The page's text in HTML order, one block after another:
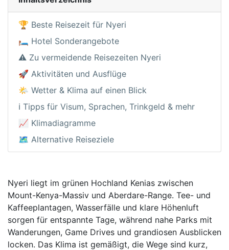
🏆 Beste Reisezeit für Nyeri
🛏️ Hotel Sonderangebote
⚠️ Zu vermeidende Reisezeiten Nyeri
🚀 Aktivitäten und Ausflüge
🌤️ Wetter & Klima auf einen Blick
ℹ️ Tipps für Visum, Sprachen, Trinkgeld & mehr
📈 Klimadiagramme
🗺️ Alternative Reiseziele
Nyeri liegt im grünen Hochland Kenias zwischen
Mount-Kenya-Massiv und Aberdare-Range. Tee- und
Kaffeeplantagen, Wasserfälle und klare Höhenluft
sorgen für entspannte Tage, während nahe Parks mit
Wanderungen, Game Drives und grandiosen Ausblicken
locken. Das Klima ist gemäßigt, die Wege sind kurz,